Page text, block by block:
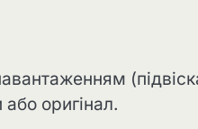
оригінал.